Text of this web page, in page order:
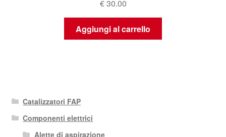
€30.00
Aggiungi al carrello
Catalizzatori FAP
Componenti elettrici
Alette di aspirazione